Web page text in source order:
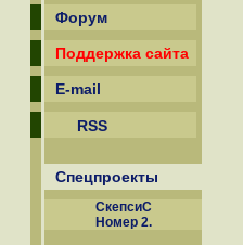
Форум
Поддержка сайта
E-mail
RSS
Спецпроекты
СкепсиС
Номер 2.